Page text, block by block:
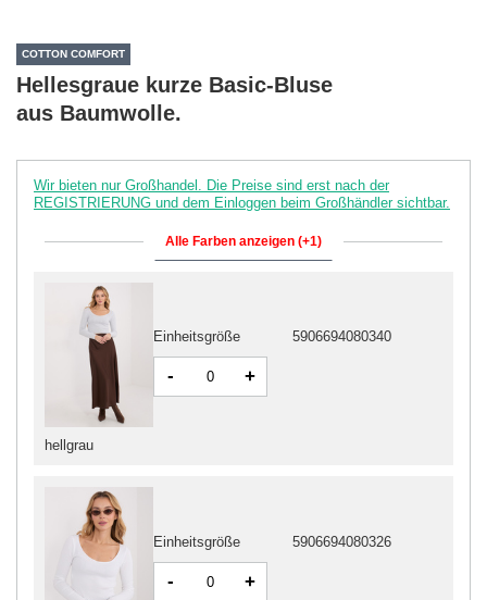
COTTON COMFORT
Hellesgraue kurze Basic-Bluse
aus Baumwolle.
Wir bieten nur Großhandel. Die Preise sind erst nach der
REGISTRIERUNG und dem Einloggen beim Großhändler sichtbar.
Alle Farben anzeigen (+1)
hellgrau
Einheitsgröße 5906694080340
- +
Einheitsgröße 5906694080326
- +